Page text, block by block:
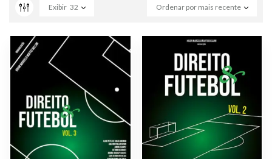
Ordenar por mais recente
Exibir 32